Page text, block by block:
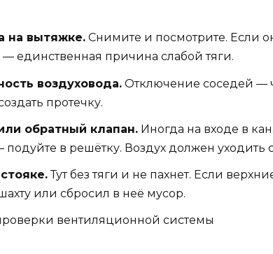
на вытяжке. Снимите и посмотрите. Если
— единственная причина слабой тяги.
воздуховода. Отключение соседей —
протечку.
обратный клапан. Иногда на входе в
подуйте в решётку. Воздух должен уходить
Тут без тяги и не пахнет. Если
или сбросил в неё мусор.